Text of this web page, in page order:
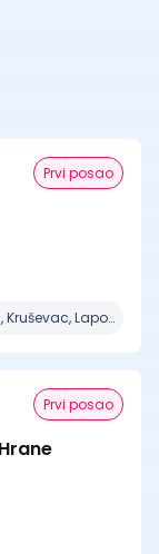
Prvi posao
Beograd, Kragujevac, Kruševac, Lapovo, Niš + 4 mesta
Prvi posao